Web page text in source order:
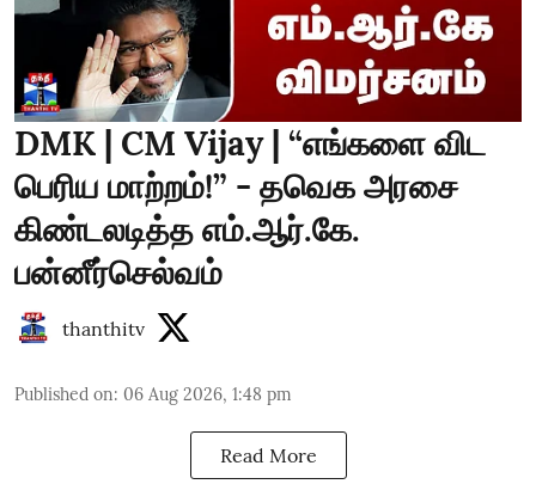
DMK | CM Vijay | “எங்களை விட
பெரிய மாற்றம்!” - தவெக அரசை
கிண்டலடித்த எம்.ஆர்.கே.
பன்னீர்செல்வம்
thanthitv
Published on: 06 Aug 2026, 1:48 pm
Read More